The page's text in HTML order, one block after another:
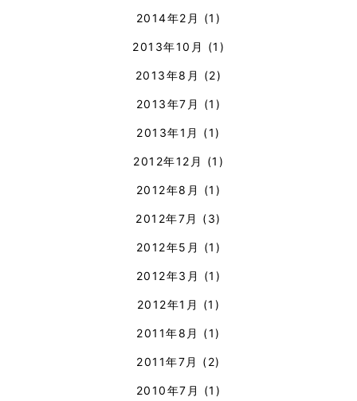
2014年2月 (1)
2013年10月 (1)
2013年8月 (2)
2013年7月 (1)
2013年1月 (1)
2012年12月 (1)
2012年8月 (1)
2012年7月 (3)
2012年5月 (1)
2012年3月 (1)
2012年1月 (1)
2011年8月 (1)
2011年7月 (2)
2010年7月 (1)